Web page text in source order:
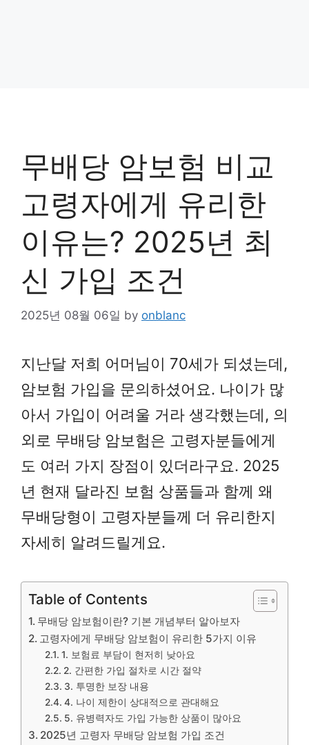
무배당 암보험 비교
고령자에게 유리한
이유는? 2025년 최
신 가입 조건
2025년 08월 06일 by onblanc
지난달 저희 어머님이 70세가 되셨는데,
암보험 가입을 문의하셨어요. 나이가 많
아서 가입이 어려울 거라 생각했는데, 의
외로 무배당 암보험은 고령자분들에게
도 여러 가지 장점이 있더라구요. 2025
년 현재 달라진 보험 상품들과 함께 왜
무배당형이 고령자분들께 더 유리한지
자세히 알려드릴게요.
Table of Contents
무배당 암보험이란? 기본 개념부터 알아보자
고령자에게 무배당 암보험이 유리한 5가지 이유
1. 보험료 부담이 현저히 낮아요
2. 간편한 가입 절차로 시간 절약
3. 투명한 보장 내용
4. 나이 제한이 상대적으로 관대해요
5. 유병력자도 가입 가능한 상품이 많아요
2025년 고령자 무배당 암보험 가입 조건